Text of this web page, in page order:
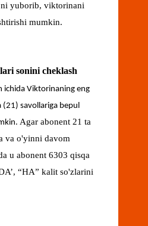
yuborib, viktorinani
mumkin.
sonini cheklash
ichida Viktorinaning eng
(21) savollariga bepul
Agar abonent 21 ta
va o'yinni davom
u abonent 6303 qisqa
“HA” kalit so'zlarini